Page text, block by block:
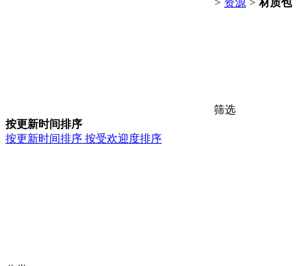
筛选
按更新时间排序
按更新时间排序 按受欢迎度排序